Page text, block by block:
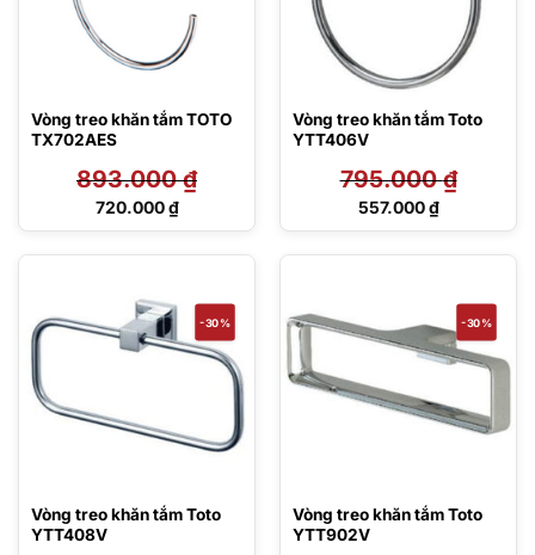
Vòng treo khăn tắm TOTO
TX702AES
893.000₫
Giá
720.000₫
Giá
720.000 ₫.
Vòng treo khăn tắm Toto
YTT406V
795.000₫
Giá
557.000₫
Giá
557.000 ₫.
-30%
Vòng treo khăn tắm Toto
YTT408V
-30%
Vòng treo khăn tắm Toto
YTT902V